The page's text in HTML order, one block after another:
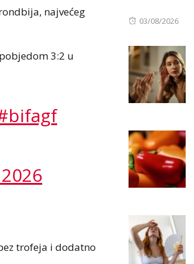
najvećeg
3:2 u
trofeja i dodatno
Posted
03/08/2026